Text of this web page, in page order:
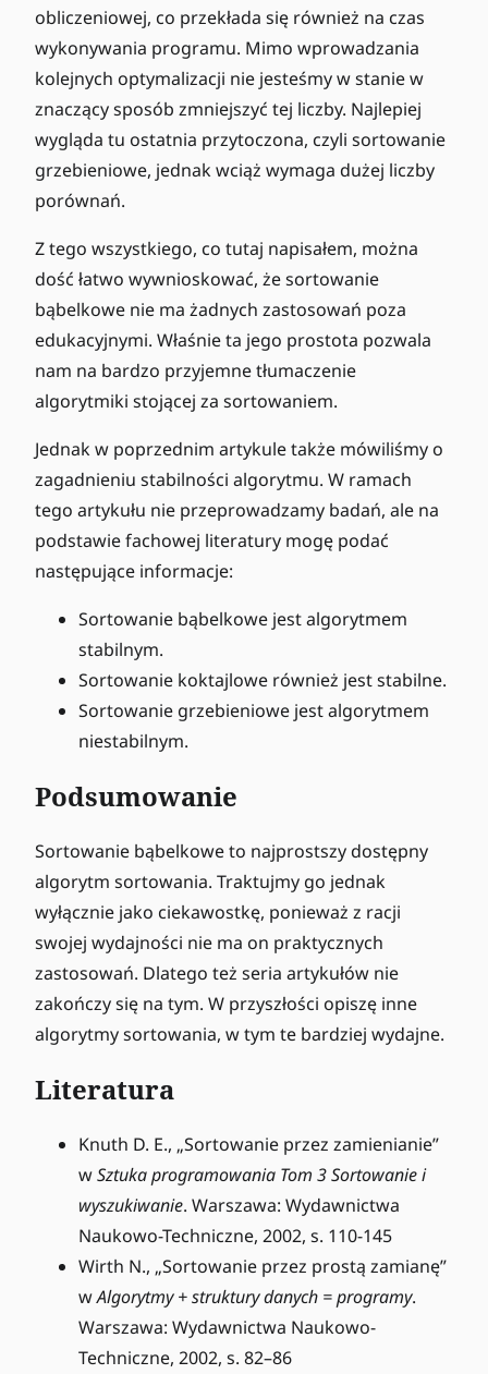
^
2
)
obliczeniowej, co przekłada się również na czas
wykonywania programu. Mimo wprowadzania
kolejnych optymalizacji nie jesteśmy w stanie w
znaczący sposób zmniejszyć tej liczby. Najlepiej
wygląda tu ostatnia przytoczona, czyli sortowanie
grzebieniowe, jednak wciąż wymaga dużej liczby
porównań.
Z tego wszystkiego, co tutaj napisałem, można
dość łatwo wywnioskować, że sortowanie
bąbelkowe nie ma żadnych zastosowań poza
edukacyjnymi. Właśnie ta jego prostota pozwala
nam na bardzo przyjemne tłumaczenie
algorytmiki stojącej za sortowaniem.
Jednak w poprzednim artykule także mówiliśmy o
zagadnieniu stabilności algorytmu. W ramach
tego artykułu nie przeprowadzamy badań, ale na
podstawie fachowej literatury mogę podać
następujące informacje:
Sortowanie bąbelkowe jest algorytmem
stabilnym.
Sortowanie koktajlowe również jest stabilne.
Sortowanie grzebieniowe jest algorytmem
niestabilnym.
Podsumowanie
Sortowanie bąbelkowe to najprostszy dostępny
algorytm sortowania. Traktujmy go jednak
wyłącznie jako ciekawostkę, ponieważ z racji
swojej wydajności nie ma on praktycznych
zastosowań. Dlatego też seria artykułów nie
zakończy się na tym. W przyszłości opiszę inne
algorytmy sortowania, w tym te bardziej wydajne.
Literatura
Knuth D. E., „Sortowanie przez zamienianie”
wSztuka programowania Tom 3 Sortowanie i
wyszukiwanie. Warszawa: Wydawnictwa
Naukowo-Techniczne, 2002, s. 110-145
Wirth N., „Sortowanie przez prostą zamianę”
wAlgorytmy + struktury danych = programy.
Warszawa: Wydawnictwa Naukowo-
Techniczne, 2002, s. 82–86